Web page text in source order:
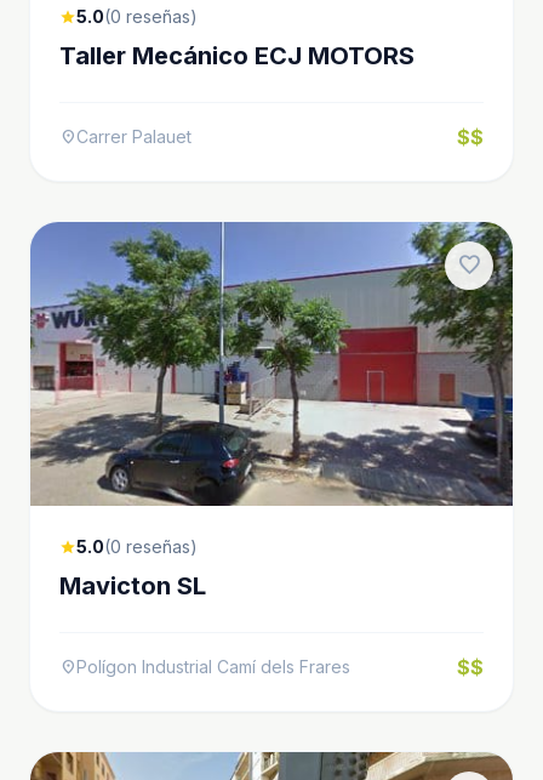
star5.0(0 reseñas)
Taller Mecánico ECJ MOTORS
location_onCarrer Palauet $$
favorite
star5.0(0 reseñas)
Mavicton SL
location_onPolígon Industrial Camí dels Frares $$